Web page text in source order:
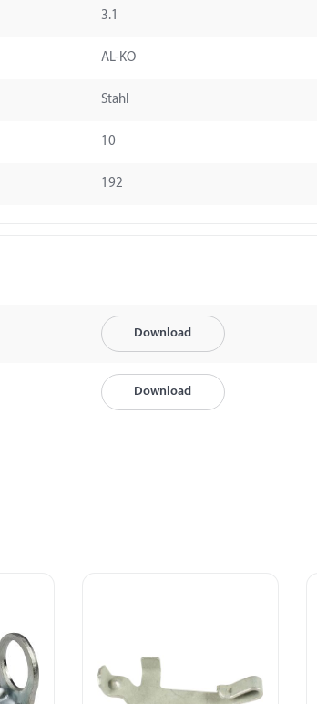
3.1
AL-KO
Stahl
10
192
Download
Download